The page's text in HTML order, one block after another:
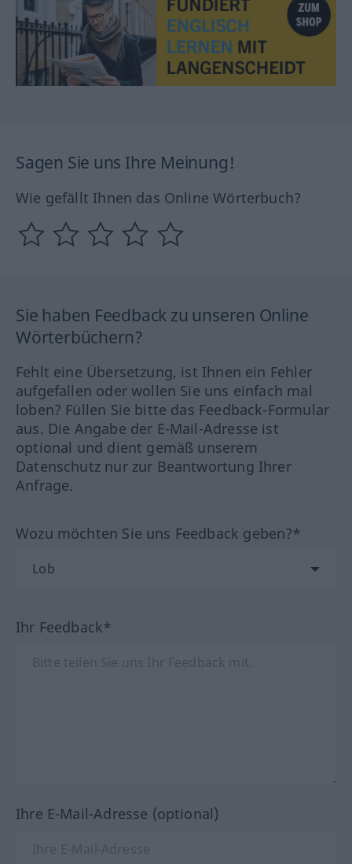
Sagen Sie uns Ihre Meinung!
Wie gefällt Ihnen das Online Wörterbuch?
Sie haben Feedback zu unseren Online
Wörterbüchern?
Fehlt eine Übersetzung, ist Ihnen ein Fehler
aufgefallen oder wollen Sie uns einfach mal
loben? Füllen Sie bitte das Feedback-Formular
aus. Die Angabe der E-Mail-Adresse ist
optional und dient gemäß unserem
Datenschutz nur zur Beantwortung Ihrer
Anfrage.
Wozu möchten Sie uns Feedback geben?*
Ihr Feedback*
Ihre E-Mail-Adresse (optional)